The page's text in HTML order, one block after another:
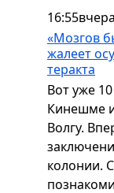
16:55вчера
«Мозгов
жалеет
теракта
Вот уже
Кинешме
Волгу.
колонии.